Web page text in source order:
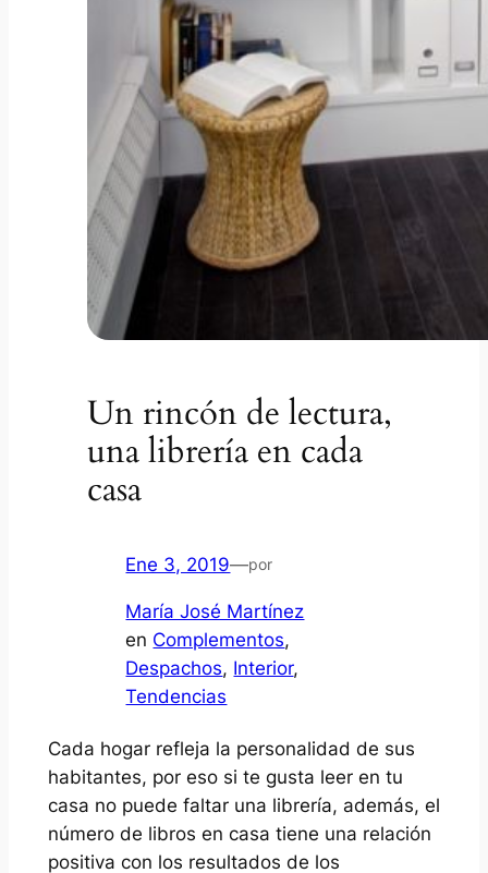
Un rincón de lectura,
una librería en cada
casa
Ene 3, 2019—por
María José Martínez
en Complementos
Despachos, Interior
Tendencias
Cada hogar refleja la personalidad de sus
habitantes, por eso si te gusta leer en tu
casa no puede faltar una librería, además, el
número de libros en casa tiene una relación
positiva con los resultados de los